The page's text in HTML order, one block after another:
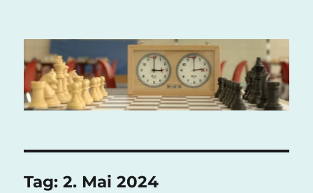
Potsdamer Schachverein Mitte
e.V.
Tag:2. Mai 2024